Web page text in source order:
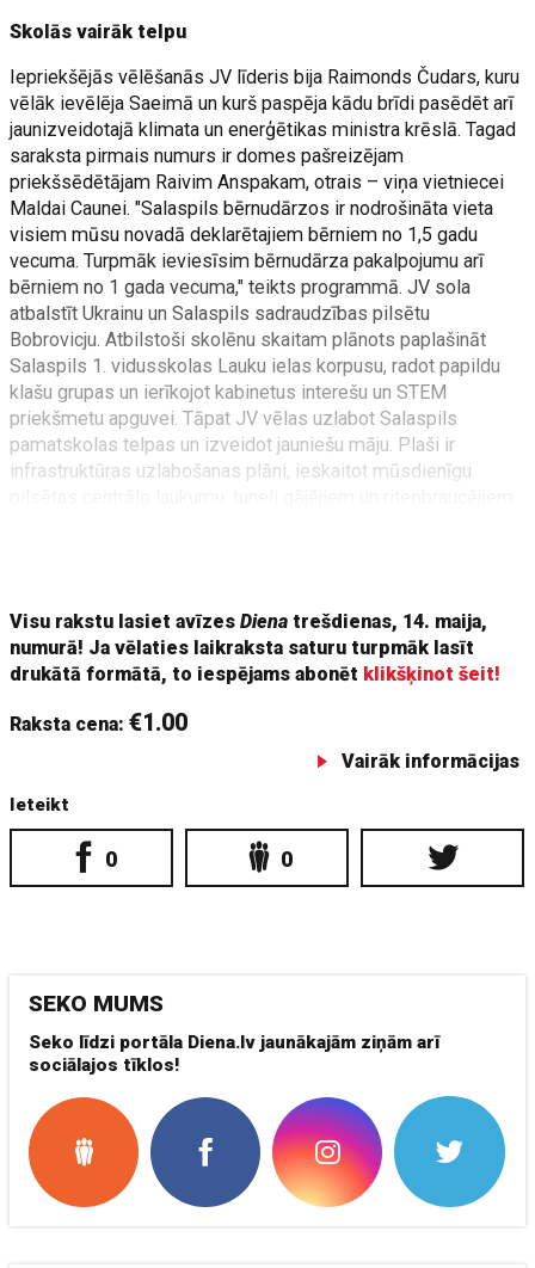
Skolās vairāk telpu
Iepriekšējās vēlēšanās JV līderis bija Raimonds Čudars, kuru
vēlāk ievēlēja Saeimā un kurš paspēja kādu brīdi pasēdēt arī
jaunizveidotajā klimata un enerģētikas ministra krēslā. Tagad
saraksta pirmais numurs ir domes pašreizējam
priekšsēdētājam Raivim Anspakam, otrais – viņa vietniecei
Maldai Caunei. "Salaspils bērnudārzos ir nodrošināta vieta
visiem mūsu novadā deklarētajiem bērniem no 1,5 gadu
vecuma. Turpmāk ieviesīsim bērnudārza pakalpojumu arī
bērniem no 1 gada vecuma," teikts programmā. JV sola
atbalstīt Ukrainu un Salaspils sadraudzības pilsētu
Bobrovicju. Atbilstoši skolēnu skaitam plānots paplašināt
Salaspils 1. vidusskolas Lauku ielas korpusu, radot papildu
klašu grupas un ierīkojot kabinetus interešu un STEM
priekšmetu apguvei. Tāpat JV vēlas uzlabot Salaspils
pamatskolas telpas un izveidot jauniešu māju. Plaši ir
infrastruktūras uzlabošanas plāni, ieskaitot mūsdienīgu
Visu rakstu lasiet avīzesDiena trešdienas, 14. maija,
numurā! Ja vēlaties laikraksta saturu turpmāk lasīt
drukātā formātā, to iespējams abonēt klikšķinot šeit!
Raksta cena:€1.00
Vairāk informācijas
Ieteikt
0 0
SEKO MUMS
Seko līdzi portāla Diena.lv jaunākajām ziņām arī
sociālajos tīklos!